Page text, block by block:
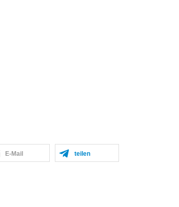
E-Mail teilen